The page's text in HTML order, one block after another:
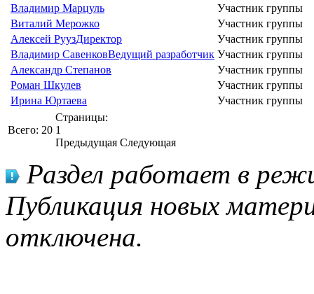
Владимир Марцуль
Участник группы
Виталий Мерожко
Участник группы
Алексей РуузДиректор
Участник группы
Владимир СавенковВедущий разработчик Участник группы
Александр Степанов
Участник группы
Роман Шкулев
Участник группы
Ирина Юртаева
Участник группы
Всего: 20
Страницы:
1
Предыдущая Следующая
Раздел работает в
Публикация новых
отключена.